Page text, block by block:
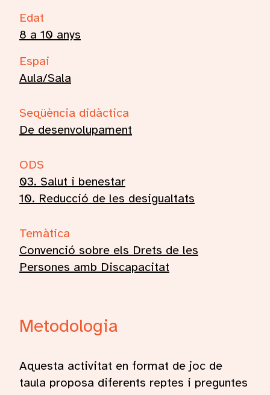
Edat
8 a 10 anys
Espai
Aula/Sala
Seqüència didàctica
De desenvolupament
ODS
03. Salut i benestar
10. Reducció de les desigualtats
Temàtica
Convenció sobre els Drets de les
Persones amb Discapacitat
Metodologia
Aquesta activitat en format de joc de
taula proposa diferents reptes i preguntes